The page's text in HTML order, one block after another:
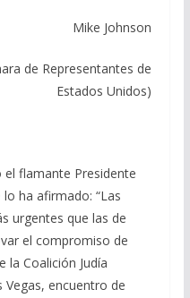
Mike Johnson
de Representantes de
Estados Unidos)
el flamante Presidente
ha afirmado: “Las
urgentes que las de
el compromiso de
la Coalición Judía
Vegas, encuentro de